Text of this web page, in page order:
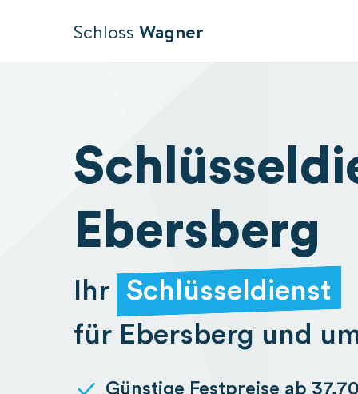
Schloss Wagner
Ebersberg
Ihr
Schlüsseldienst
für Ebersberg und
Günstige Festpreise ab